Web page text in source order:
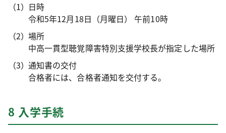
日時
令和5年12月18日（月曜日） 午前10時
場所
中高一貫型聴覚障害特別支援学校長が指定した場所
通知書の交付
合格者には、合格者通知を交付する。
8 入学手続